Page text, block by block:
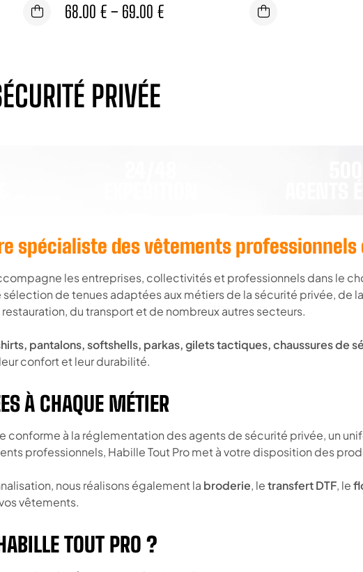
68.00 € – 69.00 €
PRIVÉE
spécialiste des vêtements
les entreprises, collectivités et professionnels dans le
de tenues adaptées aux métiers de la sécurité privée, de
du transport et de nombreux autres secteurs.
pantalons, softshells, parkas, gilets tactiques, chaussures de
confort et leur durabilité.
À CHAQUE MÉTIER
conforme à la réglementation des agents de sécurité privée, un
professionnels, Habille Tout Pro met à votre disposition des
nous réalisons également la broderie, letransfert DTF, le
vêtements.
TOUT PRO ?